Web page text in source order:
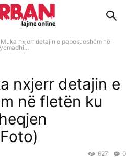
nxjerr detajin e pabesueshëm në
nxjerr detajin e
në fletën ku
0
627